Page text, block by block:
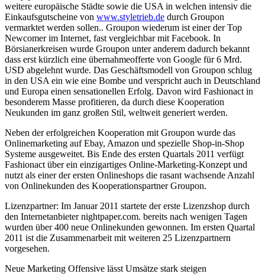
weitere europäische Städte sowie die USA in welchen intensiv die
Einkaufsgutscheine von www.styletrieb.de durch Groupon
vermarktet werden sollen.. Groupon wiederum ist einer der Top
Newcomer im Internet, fast vergleichbar mit Facebook. In
Börsianerkreisen wurde Groupon unter anderem dadurch bekannt
dass erst kürzlich eine übernahmeofferte von Google für 6 Mrd.
USD abgelehnt wurde. Das Geschäftsmodell von Groupon schlug
in den USA ein wie eine Bombe und verspricht auch in Deutschland
und Europa einen sensationellen Erfolg. Davon wird Fashionact in
besonderem Masse profitieren, da durch diese Kooperation
Neukunden im ganz großen Stil, weltweit generiert werden.
Neben der erfolgreichen Kooperation mit Groupon wurde das
Onlinemarketing auf Ebay, Amazon und spezielle Shop-in-Shop
Systeme ausgeweitet. Bis Ende des ersten Quartals 2011 verfügt
Fashionact über ein einzigartiges Online-Marketing-Konzept und
nutzt als einer der ersten Onlineshops die rasant wachsende Anzahl
von Onlinekunden des Kooperationspartner Groupon.
Lizenzpartner: Im Januar 2011 startete der erste Lizenzshop durch
den Internetanbieter nightpaper.com. bereits nach wenigen Tagen
wurden über 400 neue Onlinekunden gewonnen. Im ersten Quartal
2011 ist die Zusammenarbeit mit weiteren 25 Lizenzpartnern
vorgesehen.
Neue Marketing Offensive lässt Umsätze stark steigen